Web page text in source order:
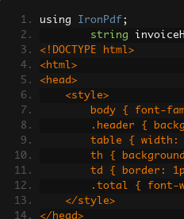
using IronPdf ;
string
<!DOCTYPE html>
<html>
<head>
    <style>
body {
.header
table {
th {
td {
.total {
    </style>
</head>